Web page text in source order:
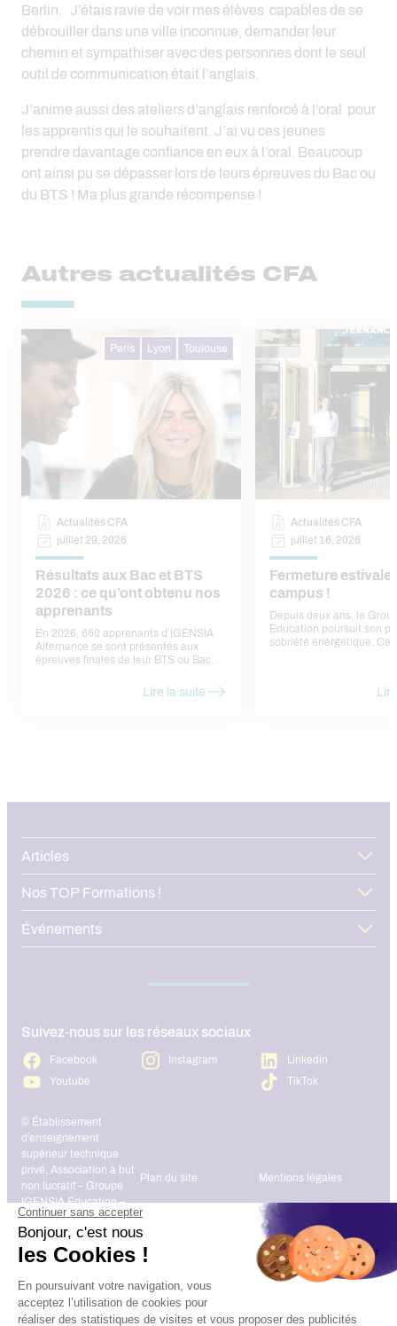
Berlin. J’étais ravie de voir mes élèves capables de se
débrouiller dans une ville inconnue, demander leur
chemin et sympathiser avec des personnes dont le seul
outil de communication était l’anglais.
J’anime aussi des ateliers d’anglais renforcé à l’oral pour
les apprentis qui le souhaitent. J’ai vu ces jeunes
prendre davantage confiance en eux à l’oral. Beaucoup
ont ainsi pu se dépasser lors de leurs épreuves du Bac ou
du BTS ! Ma plus grande récompense !
Autres actualités CFA
Paris Lyon Toulouse
Actualités CFA
juillet 29, 2026
Résultats aux Bac et BTS
2026 : ce qu’ont obtenu nos
apprenants
En 2026, 660 apprenants d’IGENSIA
Alternance se sont présentés aux
épreuves finales de leur BTS ou Bac
et Toulouse. 487 ont été admis, soit un
taux de réussite national de 73,8 %. Ce
Lire la suite
Actualités CFA
juillet 16, 2026
Fermeture estivale
campus !
Depuis deux ans, le
Education poursuit son
sobriété énergétique.
Articles
Nos TOP Formations !
Événements
Suivez-nous sur les réseaux sociaux
Facebook Instagram
Linkedin
Youtube
TikTok
© Établissement
d’enseignement
supérieur technique
privé, Association à but
non lucratif – Groupe
IGENSIA Education –
Mise à jour site :
Janvier 2026
Plan du site Mentions légales
Charte des données
Contact